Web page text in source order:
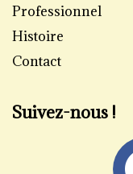
Professionnel
Histoire
Contact
Suivez-nous !